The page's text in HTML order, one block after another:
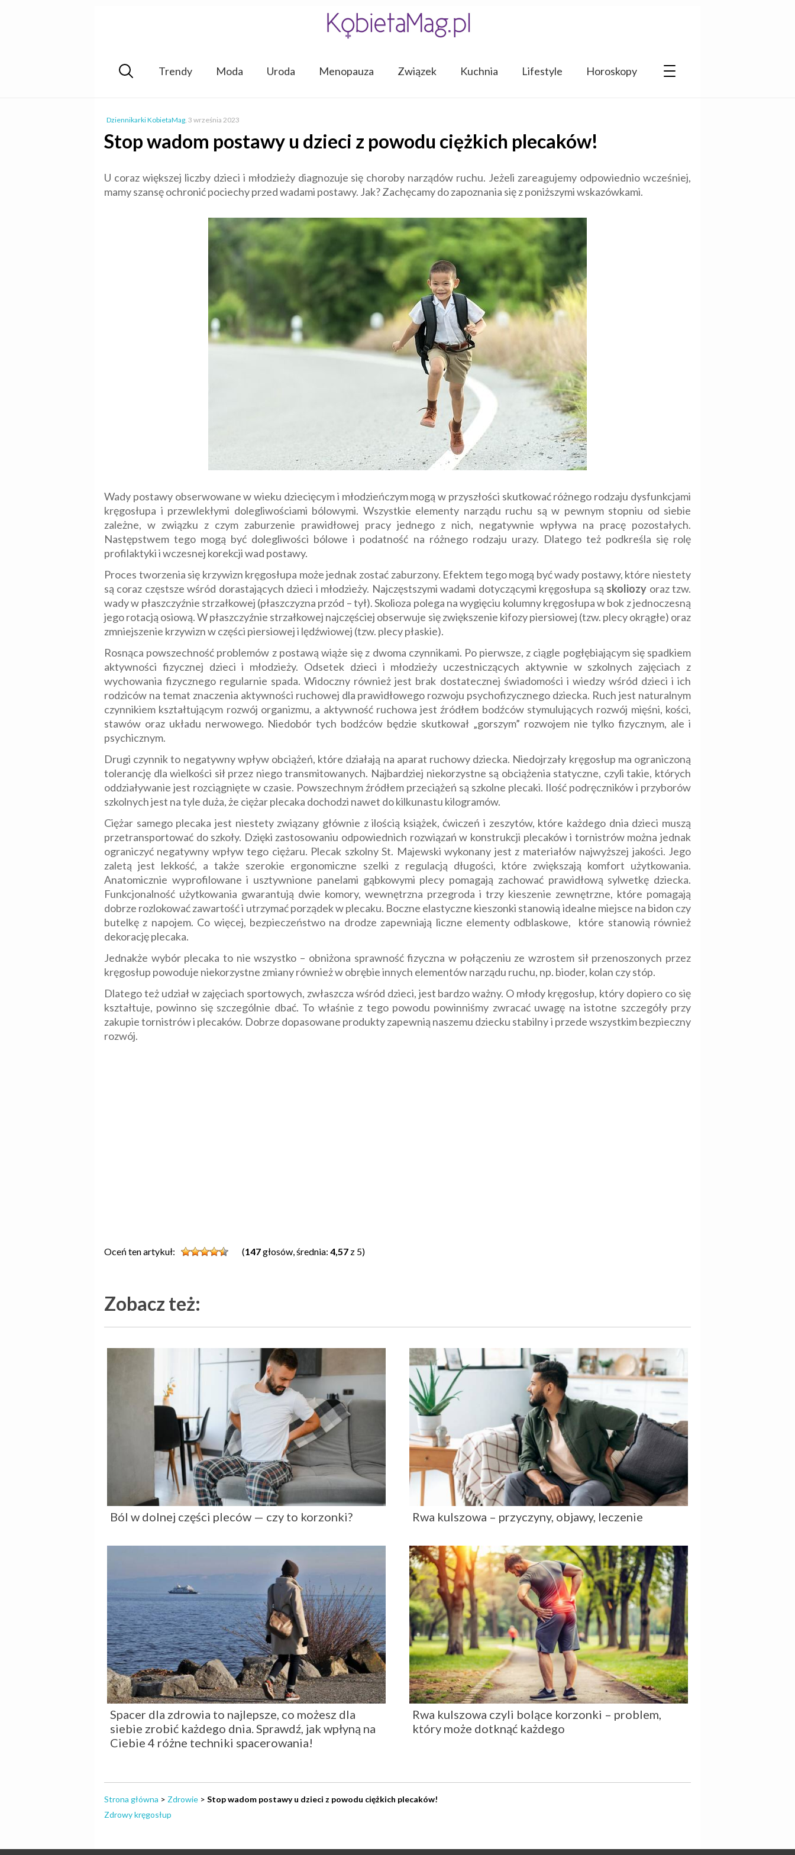
Trendy Moda Uroda Menopauza Związek Kuchnia Lifestyle Horoskopy
Dziennikarki KobietaMag, 3 września 2023
Stop wadom postawy u dzieci z powodu ciężkich plecaków!
U coraz większej liczby dzieci i młodzieży diagnozuje się choroby narządów ruchu. Jeżeli zareagujemy odpowiednio wcześniej,
mamy szansę ochronić pociechy przed wadami postawy. Jak? Zachęcamy do zapoznania się z poniższymi wskazówkami.
Wady postawy obserwowane w wieku dziecięcym i młodzieńczym mogą w przyszłości skutkować różnego rodzaju dysfunkcjami
kręgosłupa i przewlekłymi dolegliwościami bólowymi. Wszystkie elementy narządu ruchu są w pewnym stopniu od siebie
zależne, w związku z czym zaburzenie prawidłowej pracy jednego z nich, negatywnie wpływa na pracę pozostałych.
Następstwem tego mogą być dolegliwości bólowe i podatność na różnego rodzaju urazy. Dlatego też podkreśla się rolę
profilaktyki i wczesnej korekcji wad postawy.
Proces tworzenia się krzywizn kręgosłupa może jednak zostać zaburzony. Efektem tego mogą być wady postawy, które niestety
są coraz częstsze wśród dorastających dzieci i młodzieży. Najczęstszymi wadami dotyczącymi kręgosłupa są skoliozy oraz tzw.
wady w płaszczyźnie strzałkowej (płaszczyzna przód – tył). Skolioza polega na wygięciu kolumny kręgosłupa w bok z jednoczesną
jego rotacją osiową. W płaszczyźnie strzałkowej najczęściej obserwuje się zwiększenie kifozy piersiowej (tzw. plecy okrągłe) oraz
zmniejszenie krzywizn w części piersiowej i lędźwiowej (tzw. plecy płaskie).
Rosnąca powszechność problemów z postawą wiąże się z dwoma czynnikami. Po pierwsze, z ciągle pogłębiającym się spadkiem
aktywności fizycznej dzieci i młodzieży. Odsetek dzieci i młodzieży uczestniczących aktywnie w szkolnych zajęciach z
wychowania fizycznego regularnie spada. Widoczny również jest brak dostatecznej świadomości i wiedzy wśród dzieci i ich
rodziców na temat znaczenia aktywności ruchowej dla prawidłowego rozwoju psychofizycznego dziecka. Ruch jest naturalnym
czynnikiem kształtującym rozwój organizmu, a aktywność ruchowa jest źródłem bodźców stymulujących rozwój mięśni, kości,
stawów oraz układu nerwowego. Niedobór tych bodźców będzie skutkował „gorszym” rozwojem nie tylko fizycznym, ale i
psychicznym.
Drugi czynnik to negatywny wpływ obciążeń, które działają na aparat ruchowy dziecka. Niedojrzały kręgosłup ma ograniczoną
tolerancję dla wielkości sił przez niego transmitowanych. Najbardziej niekorzystne są obciążenia statyczne, czyli takie, których
oddziaływanie jest rozciągnięte w czasie. Powszechnym źródłem przeciążeń są szkolne plecaki. Ilość podręczników i przyborów
szkolnych jest na tyle duża, że ciężar plecaka dochodzi nawet do kilkunastu kilogramów.
Ciężar samego plecaka jest niestety związany głównie z ilością książek, ćwiczeń i zeszytów, które każdego dnia dzieci muszą
przetransportować do szkoły. Dzięki zastosowaniu odpowiednich rozwiązań w konstrukcji plecaków i tornistrów można jednak
ograniczyć negatywny wpływ tego ciężaru. Plecak szkolny St. Majewski wykonany jest z materiałów najwyższej jakości. Jego
zaletą jest lekkość, a także szerokie ergonomiczne szelki z regulacją długości, które zwiększają komfort użytkowania.
Anatomicznie wyprofilowane i usztywnione panelami gąbkowymi plecy pomagają zachować prawidłową sylwetkę dziecka.
Funkcjonalność użytkowania gwarantują dwie komory, wewnętrzna przegroda i trzy kieszenie zewnętrzne, które pomagają
dobrze rozlokować zawartość i utrzymać porządek w plecaku. Boczne elastyczne kieszonki stanowią idealne miejsce na bidon czy
butelkę z napojem. Co więcej, bezpieczeństwo na drodze zapewniają liczne elementy odblaskowe, które stanowią również
dekorację plecaka.
Jednakże wybór plecaka to nie wszystko – obniżona sprawność fizyczna w połączeniu ze wzrostem sił przenoszonych przez
kręgosłup powoduje niekorzystne zmiany również w obrębie innych elementów narządu ruchu, np. bioder, kolan czy stóp.
Dlatego też udział w zajęciach sportowych, zwłaszcza wśród dzieci, jest bardzo ważny. O młody kręgosłup, który dopiero co się
kształtuje, powinno się szczególnie dbać. To właśnie z tego powodu powinniśmy zwracać uwagę na istotne szczegóły przy
zakupie tornistrów i plecaków. Dobrze dopasowane produkty zapewnią naszemu dziecku stabilny i przede wszystkim bezpieczny
rozwój.
Oceń ten artykuł: (147głosów, średnia: 4,57 z 5)
Zobacz też:
Ból w dolnej części pleców — czy to korzonki? Rwa kulszowa – przyczyny, objawy, leczenie
Spacer dla zdrowia to najlepsze, co możesz dla
siebie zrobić każdego dnia. Sprawdź, jak wpłyną na
Ciebie 4 różne techniki spacerowania!
Rwa kulszowa czyli bolące korzonki – problem,
który może dotknąć każdego
Strona główna > Zdrowie > Stop wadom postawy u dzieci z powodu ciężkich plecaków!
Zdrowy kręgosłup